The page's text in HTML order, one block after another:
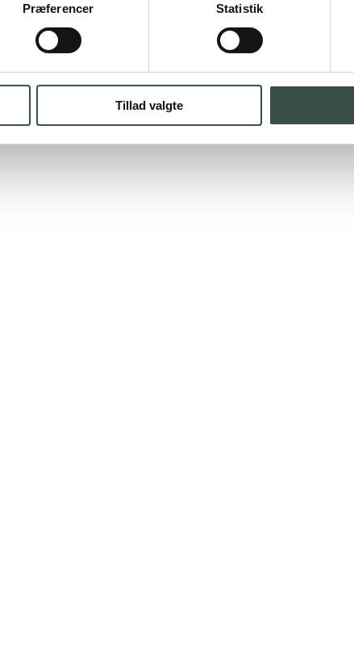
Præferencer Statistik
Tillad valgte